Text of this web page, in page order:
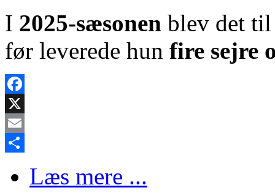
I 2025-sæsonen blev det
før leverede hun fire sejre
Facebook
X
Email
Læs mere ...